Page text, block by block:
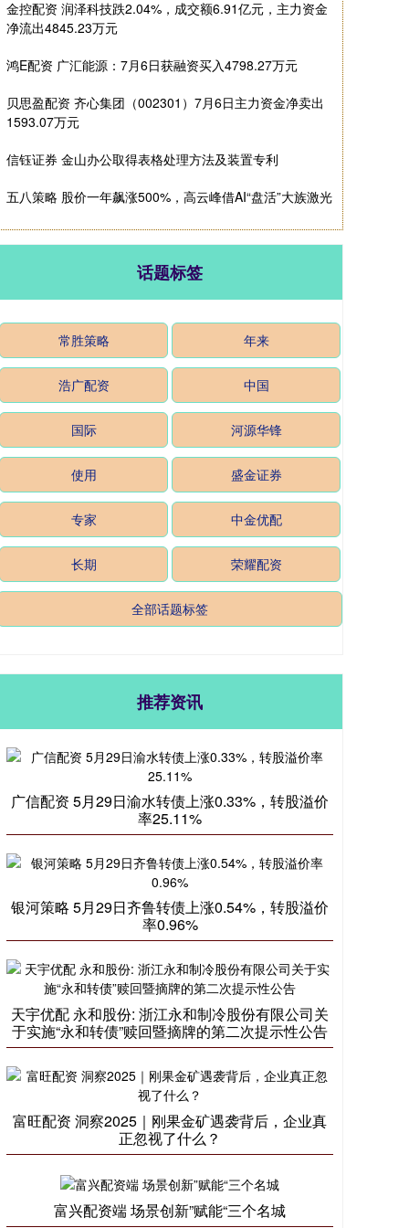
金控配资 润泽科技跌2.04%，成交额6.91亿元，主力资金
净流出4845.23万元
鸿E配资 广汇能源：7月6日获融资买入4798.27万元
贝思盈配资 齐心集团（002301）7月6日主力资金净卖出
1593.07万元
信钰证券 金山办公取得表格处理方法及装置专利
五八策略 股价一年飙涨500%，高云峰借AI“盘活”大族激光
话题标签
常胜策略 年来
浩广配资 中国
国际 河源华锋
使用 盛金证券
专家 中金优配
长期 荣耀配资
全部话题标签
推荐资讯
广信配资 5月29日渝水转债上涨0.33%，转股溢价
率25.11%
银河策略 5月29日齐鲁转债上涨0.54%，转股溢价
率0.96%
天宇优配 永和股份: 浙江永和制冷股份有限公司关
于实施“永和转债”赎回暨摘牌的第二次提示性公告
富旺配资 洞察2025｜刚果金矿遇袭背后，企业真
正忽视了什么？
富兴配资端 场景创新”赋能“三个名城